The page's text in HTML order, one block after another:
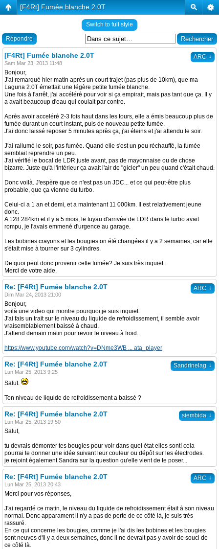
[F4Rt] Fumée blanche 2.0T
Switch to full style
Répondre
ARC ↓
[F4Rt] Fumée blanche 2.0T
Sam Mar 23, 2013 11:48
Bonjour,
J'ai remarqué hier matin après un court trajet (pas plus de 10km), que ma
Laguna 2.0T émettait une légère petite fumée blanche.
Une fois à l'arrêt, j'ai accéléré pour voir si ça empirait, mais pas tant que ça. Il y
a avait beaucoup d'eau qui coulait par contre.
Après avoir acceléré 2-3 fois haut dans les tours, elle a émis beaucoup plus de
fumée durant un court instant, puis de nouveau petite fumée.
J'ai donc laissé reposer 5 minutes après ça, j'ai éteins et j'ai attendu le soir.
J'ai rallumé le soir, pas fumée. Quand elle s'est un peu réchauffé, la fumée
semblait reprendre un peu.
J'ai vérifié le bocal de LDR juste avant, pas de mayonnaise ou de chose
bizarre. Juste qu'à l'intérieur ça avait l'air de "gicler" un peu quand c'était chaud.
Donc voilà. J'espère que ce n'est pas un JDC... et ce qui peut-être plus
probable, que ça vienne du turbo.
Celui-ci a 1 an et demi, et a maintenant 11 000km. Il est relativement jeune
donc.
A 128 284km et il y a 5 mois, le tuyau d'arrivée de LDR dans le turbo avait
rompu, je l'avais emmené d'urgence au garage.
Les bobines crayons et les bougies on été changées il y a 2 semaines, car elle
s'était mise à tourner sur 3 cylindres.
De quoi peut donc provenir cette fumée? Je suis très inquiet...
Merci de votre aide.
ARC ↓
Re: [F4Rt] Fumée blanche 2.0T
Dim Mar 24, 2013 21:00
Bonjour,
voilà une video qui montre pourquoi je suis inquiet.
J'ai fais un trait sur le niveau du liquide de refroidissement, il semble avoir
vraisemblablement baissé à chaud.
J'attend demain matin pour revoir le niveau à froid.
https://www.youtube.com/watch?v=DNme3WB ... ata_player
Sandrinelag ↓
Re: [F4Rt] Fumée blanche 2.0T
Lun Mar 25, 2013 9:25
Salut.
Ton niveau de liquide de refroidissement a baissé ?
siembida ↓
Re: [F4Rt] Fumée blanche 2.0T
Lun Mar 25, 2013 19:50
Salut,
tu devrais démonter tes bougies pour voir dans quel état elles sont! cela
pourrai te donner une idée suivant leur couleur ou dépôt sur les électrodes.
je rejoint également Sandra sur la question qu'elle vient de te poser...
ARC ↓
Re: [F4Rt] Fumée blanche 2.0T
Lun Mar 25, 2013 20:43
Merci pour vos réponses,
J'ai regardé ce matin, le niveau du liquide de refroidissement était à son niveau
normal. Donc apparament il n'y a pas de perte de ce côté là, je suis très
rassuré.
En ce qui concerne les bougies, comme je l'ai dis les bobines et les bougies
sont neuves d'il y a deux semaines, donc il ne devrait pas y avoir de souci de
ce côté là.